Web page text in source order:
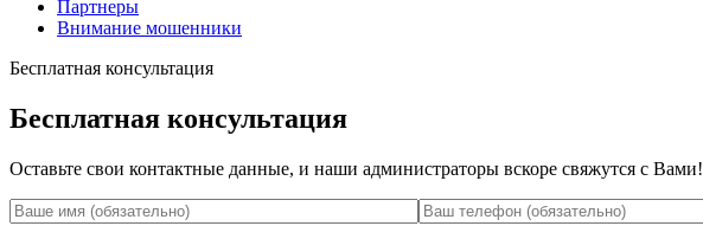
Партнеры
Внимание мошенники
Бесплатная консультация
Бесплатная консультация
Оставьте свои контактные данные, и наши администраторы вскоре свяжутся с Вами!